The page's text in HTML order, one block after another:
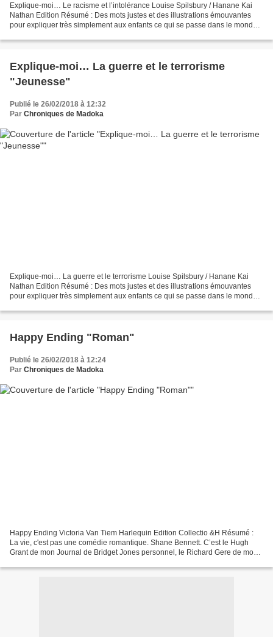
Explique-moi… Le racisme et l’intolérance Louise Spilsbury / Hanane Kai
Nathan Edition Résumé : Des mots justes et des illustrations émouvantes
pour expliquer très simplement aux enfants ce qui se passe dans le monde,
Explique-moi… La guerre et le terrorisme
"Jeunesse"
Publié le 26/02/2018 à 12:32
Par Chroniques de Madoka
Explique-moi… La guerre et le terrorisme Louise Spilsbury / Hanane Kai
Nathan Edition Résumé : Des mots justes et des illustrations émouvantes
pour expliquer très simplement aux enfants ce qui se passe dans le monde,
Happy Ending "Roman"
Publié le 26/02/2018 à 12:24
Par Chroniques de Madoka
Happy Ending Victoria Van Tiem Harlequin Edition Collectio &H Résumé :
La vie, c'est pas une comédie romantique. Shane Bennett. C’est le Hugh
Grant de mon Journal de Bridget Jones personnel, le Richard Gere de mon